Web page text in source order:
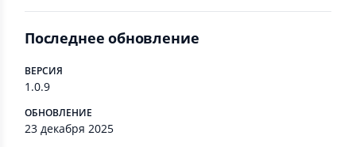
Последнее обновление
ВЕРСИЯ
1.0.9
ОБНОВЛЕНИЕ
23 декабря 2025